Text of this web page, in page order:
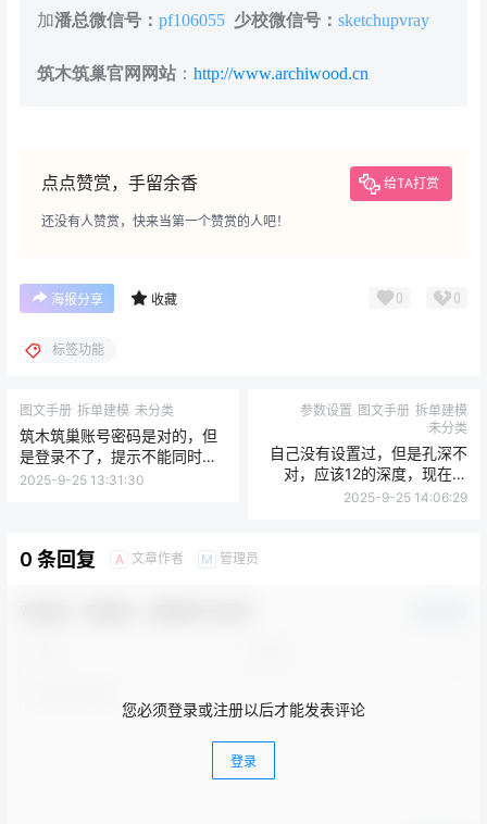
加潘总微信号： pf106055 少校微信号： sketchupvray
筑木筑巢官网网站 ： http://www.archiwood.cn
点点赞赏，手留余香 给TA打赏
还没有人赞赏，快来当第一个赞赏的人吧！
海报分享 收藏 0 0
标签功能
图文手册 拆单建模 未分类
筑木筑巢账号密码是对的，但
是登录不了，提示不能同时登
录！
2025-9-25 13:31:30
参数设置 图文手册 拆单建模
未分类
自己没有设置过，但是孔深不
对，应该12的深度，现在是
2，可能什么原因造成的？
2025-9-25 14:06:29
0 条回复 A 文章作者 M 管理员
您必须登录或注册以后才能发表评论
登录